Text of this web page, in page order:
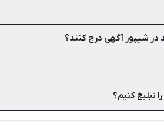
و ترجمه، خرید و فروش عمده، آموزش
شیپور آگهی درج کنند؟
خدماتی ارائه می‌دهید، شیپور این امکان
فعالیت می‌کنند سنگین بوده و وقت
تبلیغ کنیم؟